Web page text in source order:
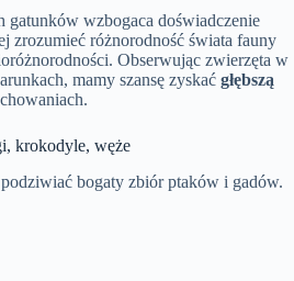
gatunków wzbogaca doświadczenie
zrozumieć różnorodność świata fauny
Obserwując zwierzęta w
mamy szansę zyskać głębszą
krokodyle, węże
bogaty zbiór ptaków i gadów.